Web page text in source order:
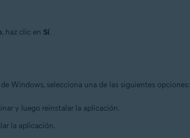
, haz clic en Sí.
Windows, selecciona una de las siguientes opciones:
y luego reinstalar la aplicación.
la aplicación.